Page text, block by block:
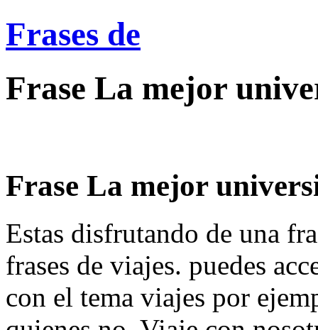
Frases de
Frase La mejor
Frase La mejor
Estas disfrutando de una
frases de viajes. puedes
con el tema viajes por